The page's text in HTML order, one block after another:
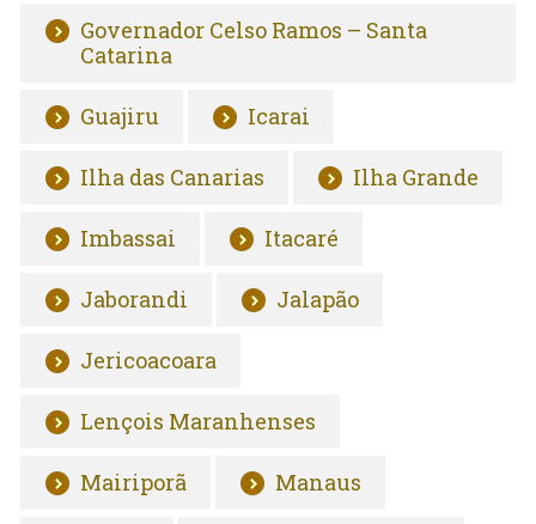
Governador Celso Ramos – Santa
Catarina
Guajiru Icarai
Ilha das Canarias Ilha Grande
Imbassai Itacaré
Jaborandi Jalapão
Jericoacoara
Lençois Maranhenses
Mairiporã Manaus